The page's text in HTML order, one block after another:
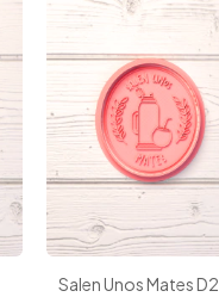
Salen Unos Mates D2